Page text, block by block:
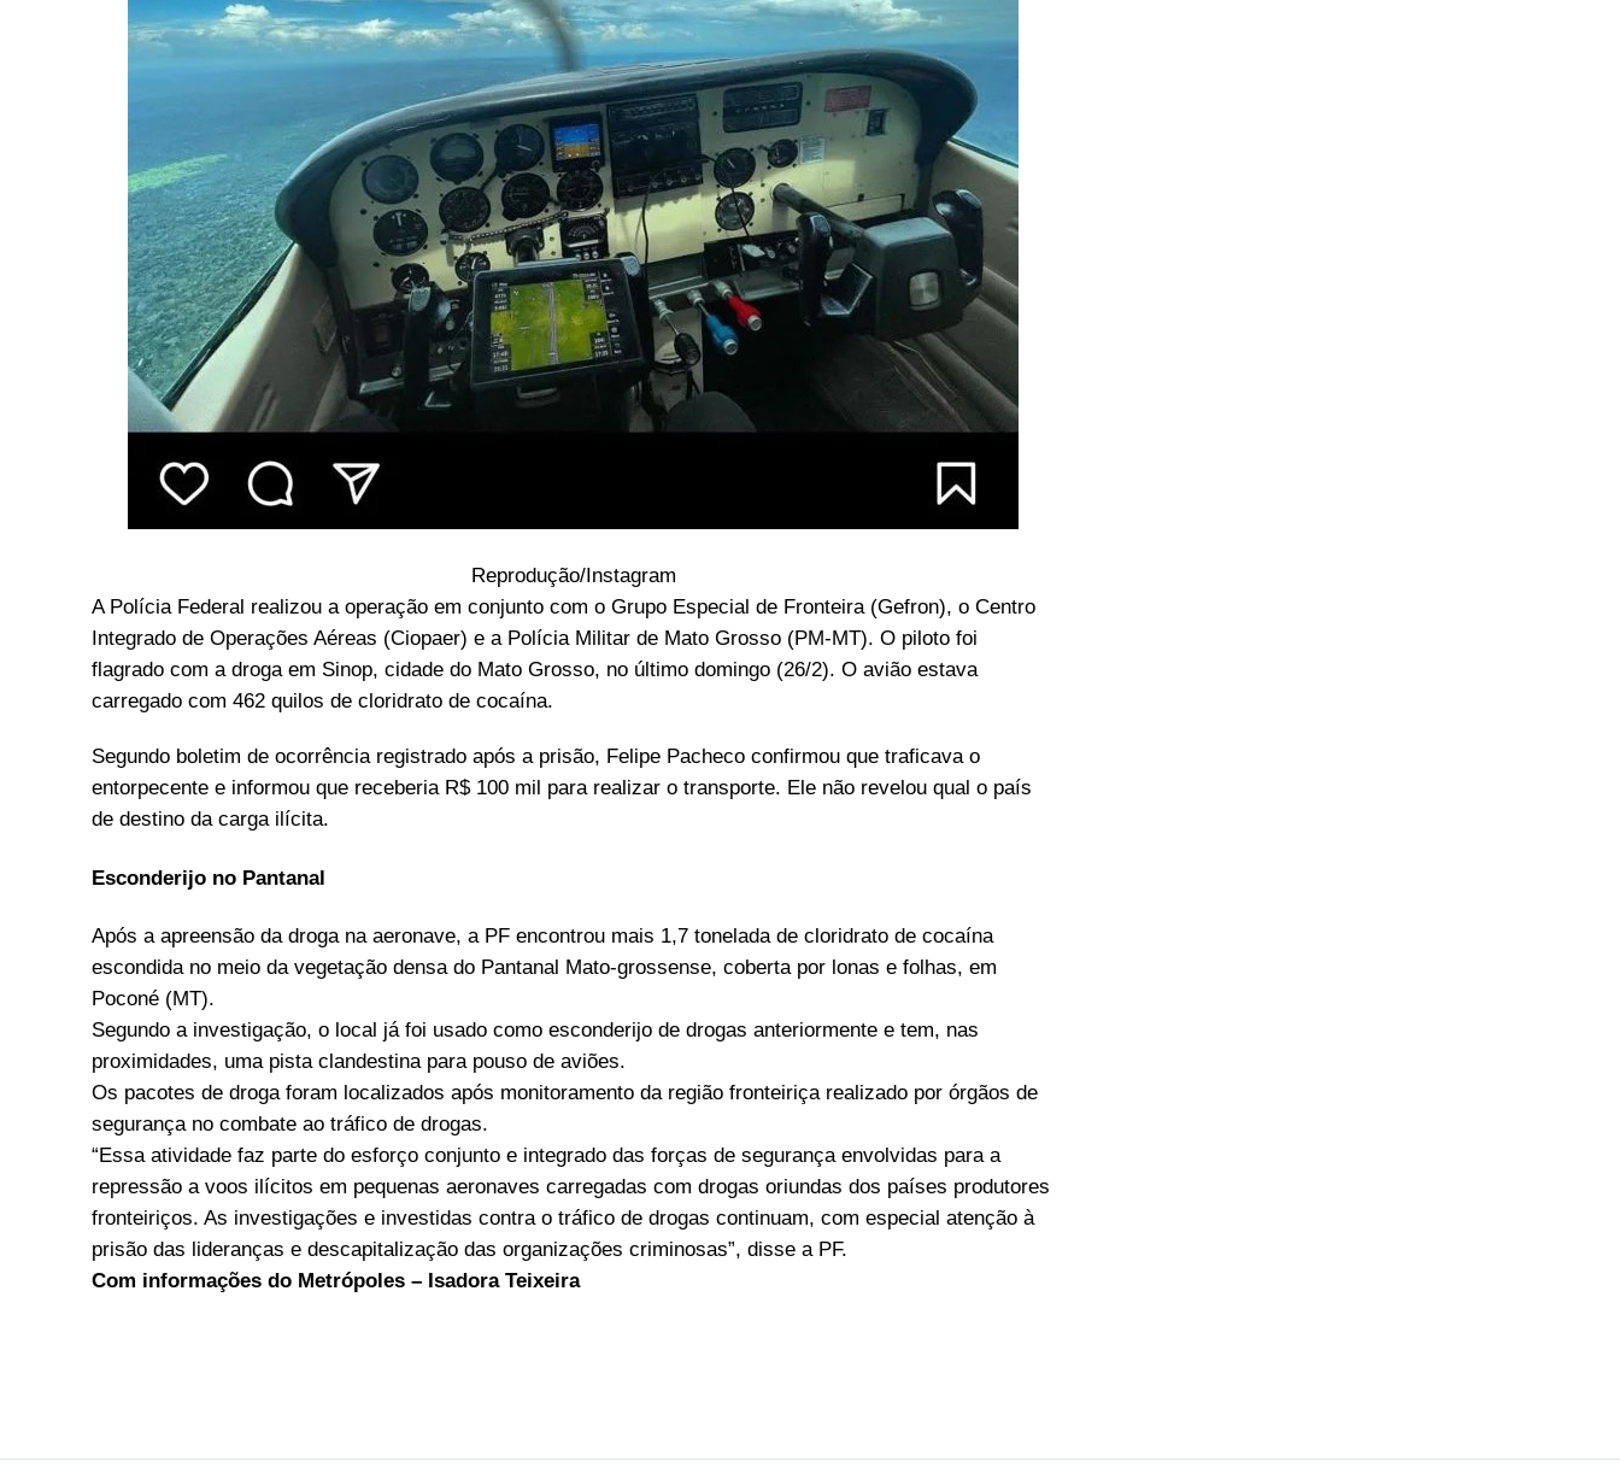
Reprodução/Instagram
A Polícia Federal realizou a operação em conjunto com o Grupo Especial de Fronteira (Gefron), o Centro
Integrado de Operações Aéreas (Ciopaer) e a Polícia Militar de Mato Grosso (PM-MT). O piloto foi
flagrado com a droga em Sinop, cidade do Mato Grosso, no último domingo (26/2). O avião estava
carregado com 462 quilos de cloridrato de cocaína.
Segundo boletim de ocorrência registrado após a prisão, Felipe Pacheco confirmou que traficava o
entorpecente e informou que receberia R$ 100 mil para realizar o transporte. Ele não revelou qual o país
de destino da carga ilícita.
Esconderijo no Pantanal
Após a apreensão da droga na aeronave, a PF encontrou mais 1,7 tonelada de cloridrato de cocaína
escondida no meio da vegetação densa do Pantanal Mato-grossense, coberta por lonas e folhas, em
Poconé (MT).
Segundo a investigação, o local já foi usado como esconderijo de drogas anteriormente e tem, nas
proximidades, uma pista clandestina para pouso de aviões.
Os pacotes de droga foram localizados após monitoramento da região fronteiriça realizado por órgãos de
segurança no combate ao tráfico de drogas.
“Essa atividade faz parte do esforço conjunto e integrado das forças de segurança envolvidas para a
repressão a voos ilícitos em pequenas aeronaves carregadas com drogas oriundas dos países produtores
fronteiriços. As investigações e investidas contra o tráfico de drogas continuam, com especial atenção à
prisão das lideranças e descapitalização das organizações criminosas”, disse a PF.
Com informações do Metrópoles – Isadora Teixeira